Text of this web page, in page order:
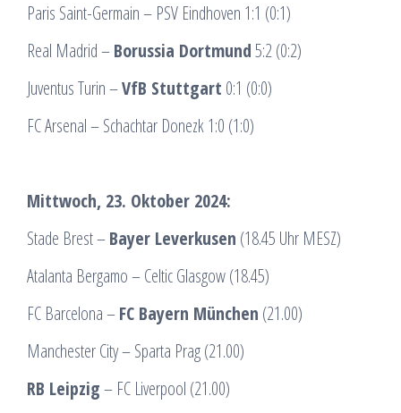
Paris Saint-Germain – PSV Eindhoven 1:1 (0:1)
Real Madrid –Borussia Dortmund5:2 (0:2)
Juventus Turin –VfB Stuttgart 0:1 (0:0)
FC Arsenal – Schachtar Donezk 1:0 (1:0)
Mittwoch, 23. Oktober 2024:
Stade Brest –Bayer Leverkusen (18.45 Uhr MESZ)
Atalanta Bergamo – Celtic Glasgow (18.45)
FC Barcelona –FC Bayern München (21.00)
Manchester City – Sparta Prag (21.00)
RB Leipzig– FC Liverpool (21.00)